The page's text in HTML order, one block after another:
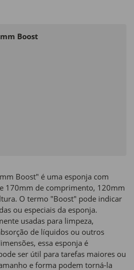
Boost
Boost" é uma esponja com
170mm de comprimento, 120mm
O termo "Boost" pode indicar
ou especiais da esponja.
usadas para limpeza,
de líquidos ou outros
essa esponja é
ser útil para tarefas maiores ou
e forma podem torná-la